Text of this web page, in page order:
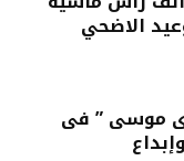
الاضحي
موسى ” فى